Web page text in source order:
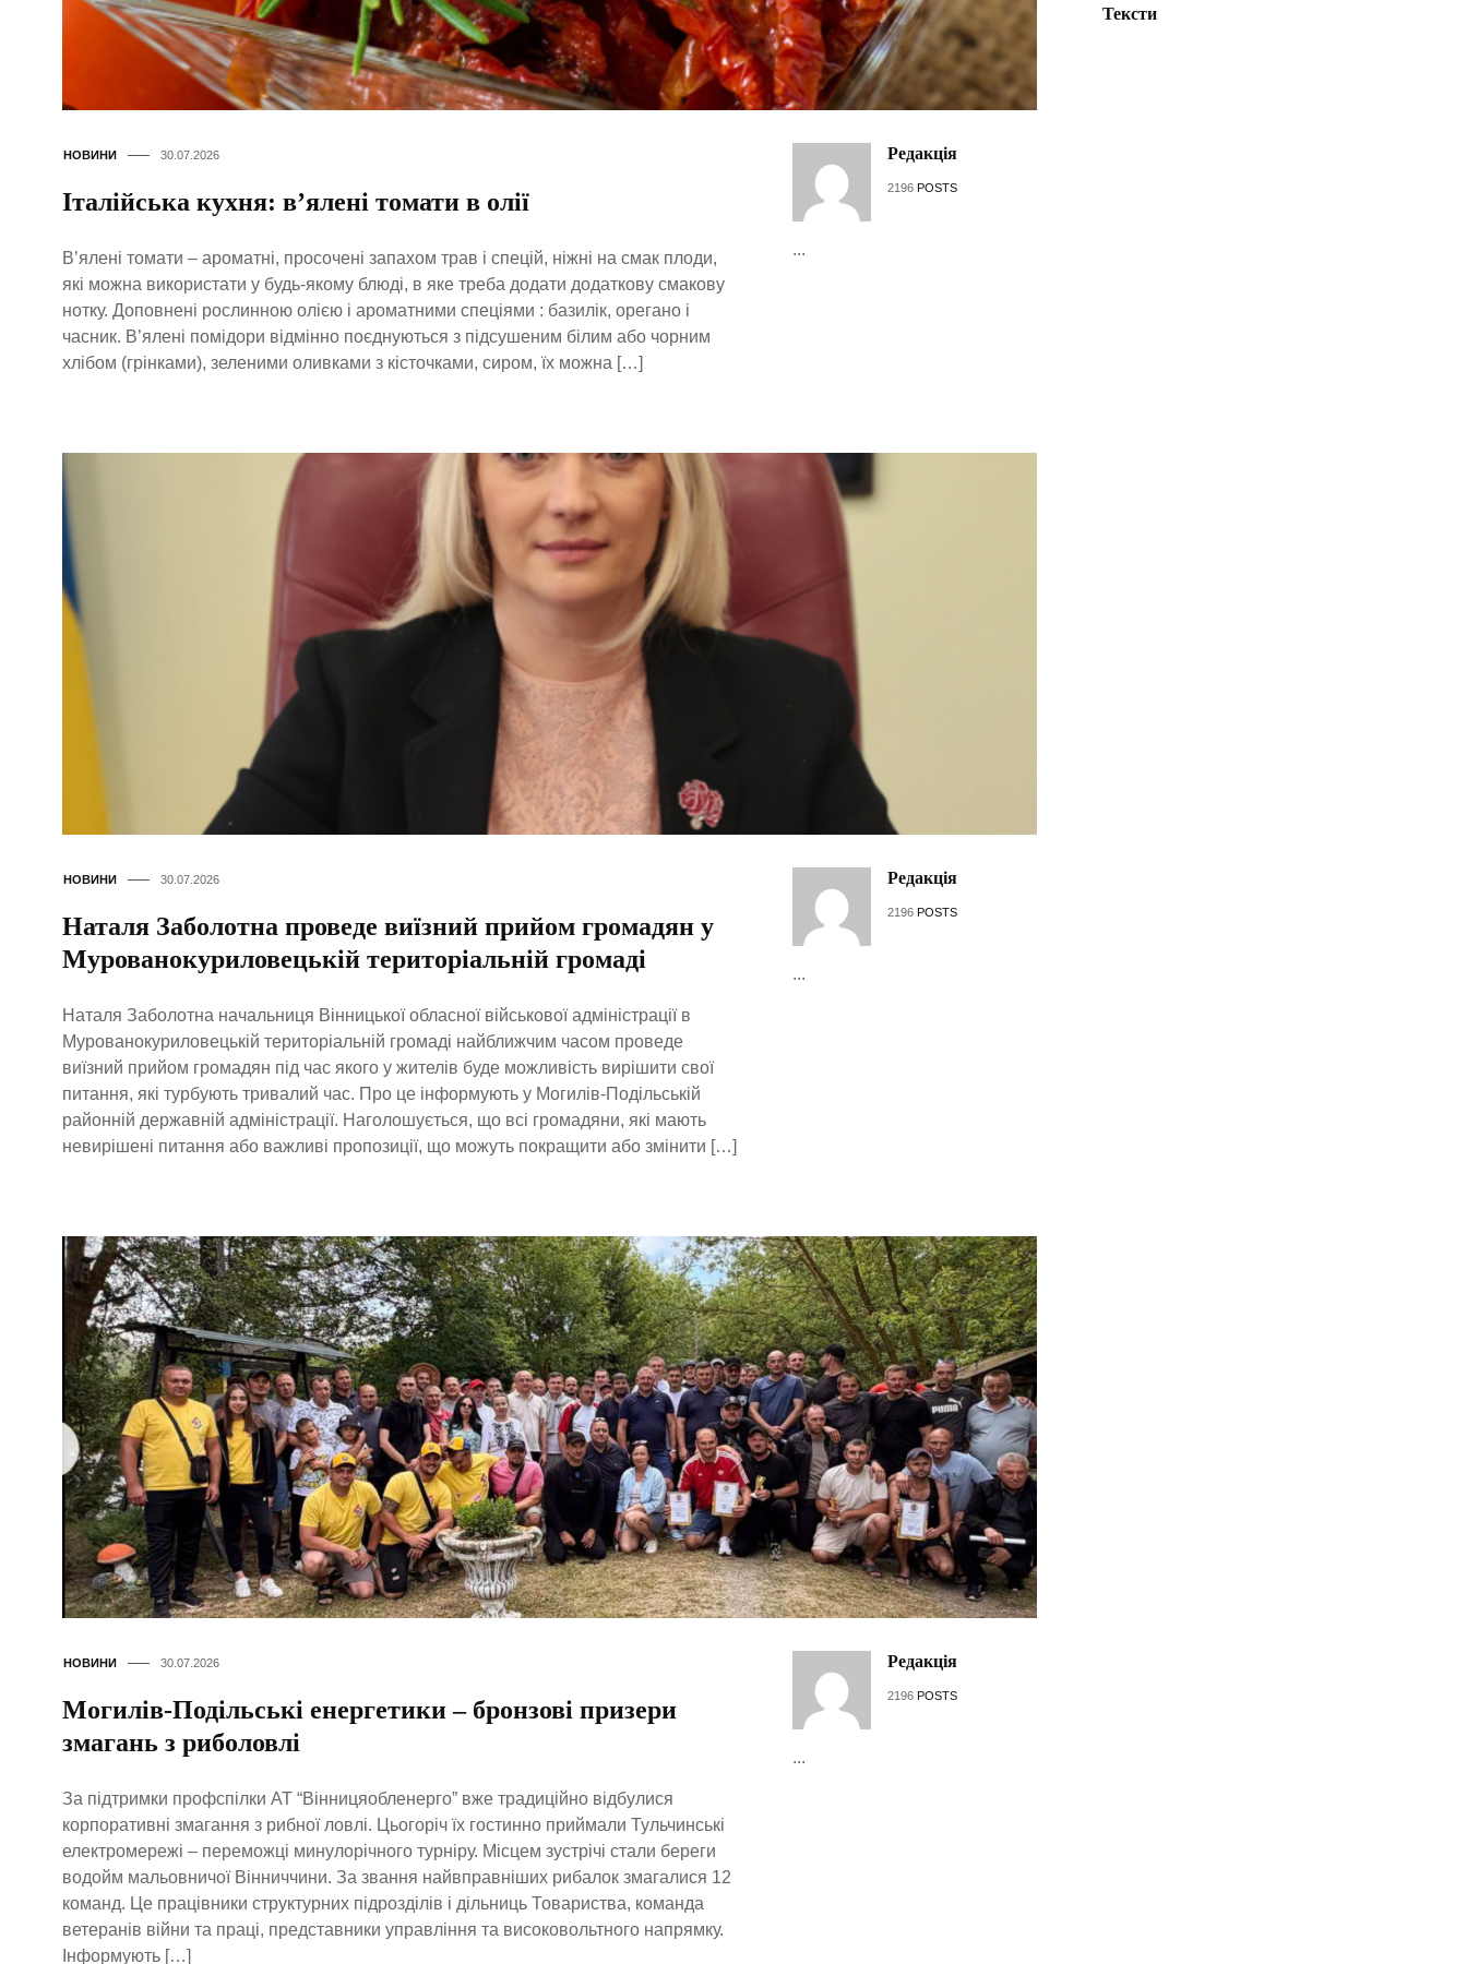
НОВИНИ 30.07.2026
Італійська кухня: в’ялені томати в олії
В’ялені томати – ароматні, просочені запахом трав і спецій, ніжні на смак плоди,
які можна використати у будь-якому блюді, в яке треба додати додаткову смакову
нотку. Доповнені рослинною олією і ароматними спеціями : базилік, орегано і
часник. В’ялені помідори відмінно поєднуються з підсушеним білим або чорним
хлібом (грінками), зеленими оливками з кісточками, сиром, їх можна […]
Редакція
2196 POSTS
...
НОВИНИ 30.07.2026
Наталя Заболотна проведе виїзний прийом громадян у
Мурованокуриловецькій територіальній громаді
Наталя Заболотна начальниця Вінницької обласної військової адміністрації в
Мурованокуриловецькій територіальній громаді найближчим часом проведе
виїзний прийом громадян під час якого у жителів буде можливість вирішити свої
питання, які турбують тривалий час. Про це інформують у Могилів-Подільській
районній державній адміністрації. Наголошується, що всі громадяни, які мають
невирішені питання або важливі пропозиції, що можуть покращити або змінити […]
Редакція
2196 POSTS
...
НОВИНИ 30.07.2026
Могилів-Подільські енергетики – бронзові призери
змагань з риболовлі
За підтримки профспілки АТ “Вінницяобленерго” вже традиційно відбулися
корпоративні змагання з рибної ловлі. Цьогоріч їх гостинно приймали Тульчинські
електромережі – переможці минулорічного турніру. Місцем зустрічі стали береги
водойм мальовничої Вінниччини. За звання найвправніших рибалок змагалися 12
команд. Це працівники структурних підрозділів і дільниць Товариства, команда
ветеранів війни та праці, представники управління та високовольтного напрямку.
Інформують […]
Редакція
2196 POSTS
...
Тексти